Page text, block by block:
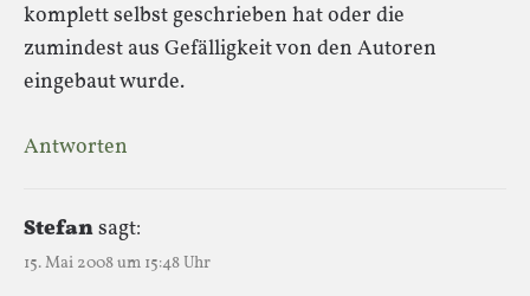
komplett selbst geschrieben hat oder die
zumindest aus Gefälligkeit von den Autoren
eingebaut wurde.
Antworten
Stefansagt:
15. Mai 2008 um 15:48 Uhr